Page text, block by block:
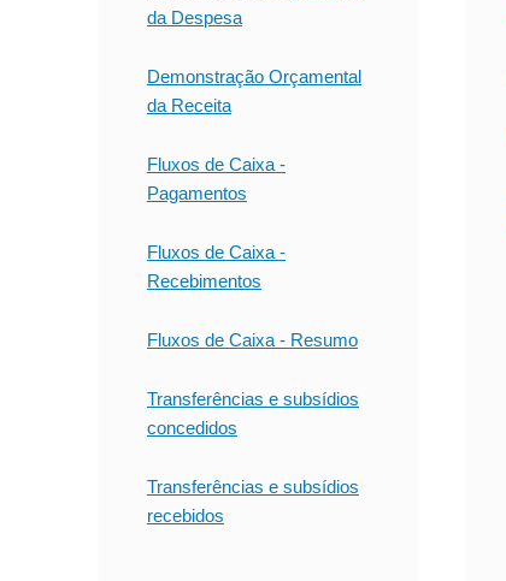
da Despesa
Demonstração Orçamental
da Receita
Fluxos de Caixa -
Pagamentos
Fluxos de Caixa -
Recebimentos
Fluxos de Caixa - Resumo
Transferências e subsídios
concedidos
Transferências e subsídios
recebidos